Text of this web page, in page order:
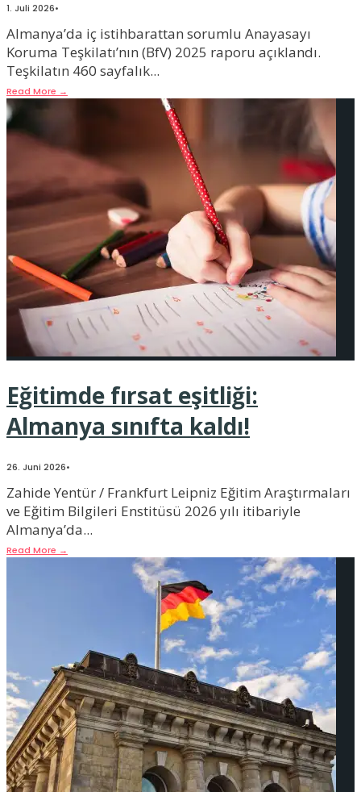
1. Juli 2026•
Almanya’da iç istihbarattan sorumlu Anayasayı
Koruma Teşkilatı’nın (BfV) 2025 raporu açıklandı.
Teşkilatın 460 sayfalık...
Read More →
Eğitimde fırsat eşitliği:
Almanya sınıfta kaldı!
26. Juni 2026•
Zahide Yentür / Frankfurt Leipniz Eğitim Araştırmaları
ve Eğitim Bilgileri Enstitüsü 2026 yılı itibariyle
Almanya’da...
Read More →